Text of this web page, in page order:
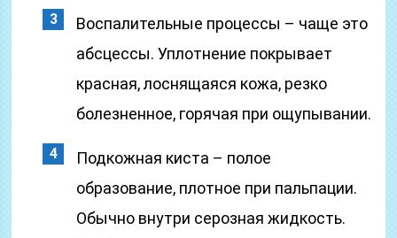
Воспалительные процессы – чаще это
абсцессы. Уплотнение покрывает
красная, лоснящаяся кожа, резко
болезненное, горячая при ощупывании.
Подкожная киста – полое
образование, плотное при пальпации.
Обычно внутри серозная жидкость.